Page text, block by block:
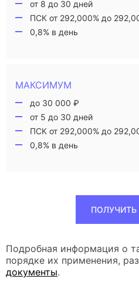
от 8 до 30 дней
ПСК от 292,000% до
0,8% в день
МАКСИМУМ
до 30 000 ₽
от 5 до 30 дней
ПСК от 292,000% до
0,8% в день
ПОЛУЧИТЬ
Подробная информация о
порядке их применения,
документы.